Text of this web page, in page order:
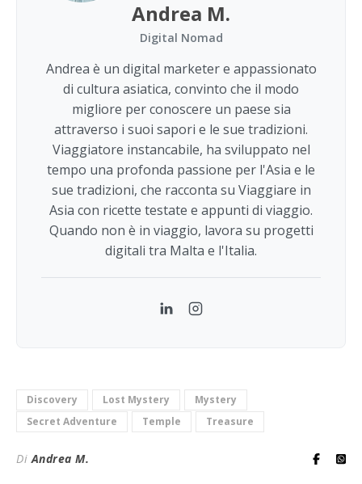
Andrea M.
Digital Nomad
Andrea è un digital marketer e appassionato
di cultura asiatica, convinto che il modo
migliore per conoscere un paese sia
attraverso i suoi sapori e le sue tradizioni.
Viaggiatore instancabile, ha sviluppato nel
tempo una profonda passione per l'Asia e le
sue tradizioni, che racconta su Viaggiare in
Asia con ricette testate e appunti di viaggio.
Quando non è in viaggio, lavora su progetti
digitali tra Malta e l'Italia.
LinkedInInstagram
Discovery Lost Mystery
Mystery
Secret Adventure
Temple Treasure
DiAndrea M.